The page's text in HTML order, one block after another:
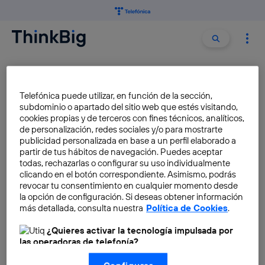
Buscar
Editores de logos online para
tu marca o producto
José María López
Apps online para diseñar y
crear logos gratis
José María López
Telefónica puede utilizar, en función de la sección,
subdominio o apartado del sitio web que estés visitando,
cookies propias y de terceros con fines técnicos, analíticos,
de personalización, redes sociales y/o para mostrarte
publicidad personalizada en base a un perfil elaborado a
partir de tus hábitos de navegación. Puedes aceptar
todas, rechazarlas o configurar su uso individualmente
clicando en el botón correspondiente. Asimismo, podrás
revocar tu consentimiento en cualquier momento desde
la opción de configuración. Si deseas obtener información
más detallada, consulta nuestra Política de Cookies.
¿Quieres activar la tecnología impulsada por
las operadoras de telefonía?
Nosotros, Telefónica S.A., utilizamos la tecnología Utiq para